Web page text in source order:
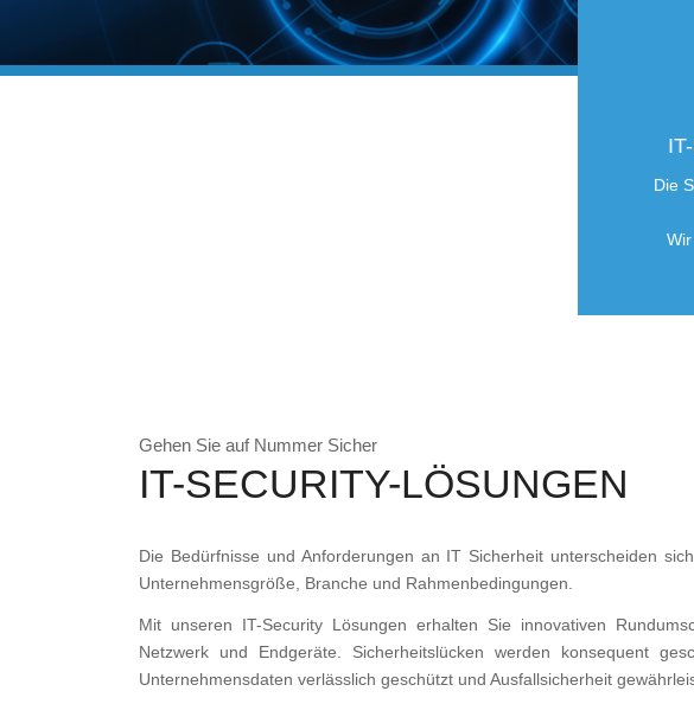
Die
Gehen Sie auf Nummer Sicher
IT-SECURITY-LÖSUNGEN
Die Bedürfnisse und Anforderungen an IT Sicherheit unterscheiden
Unternehmensgröße, Branche und Rahmenbedingungen.
Mit unseren IT-Security Lösungen erhalten Sie innovativen
Netzwerk und Endgeräte. Sicherheitslücken werden konsequent
Unternehmensdaten verlässlich geschützt und Ausfallsicherheit